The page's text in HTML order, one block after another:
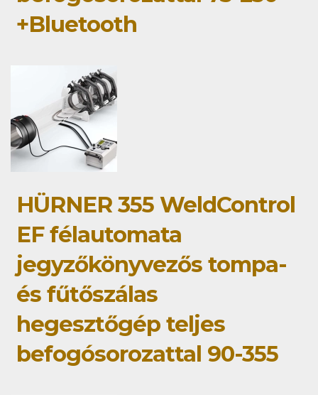
+Bluetooth
HÜRNER 355 WeldControl
EF félautomata
jegyzőkönyvezős tompa-
és fűtőszálas
hegesztőgép teljes
befogósorozattal 90-355